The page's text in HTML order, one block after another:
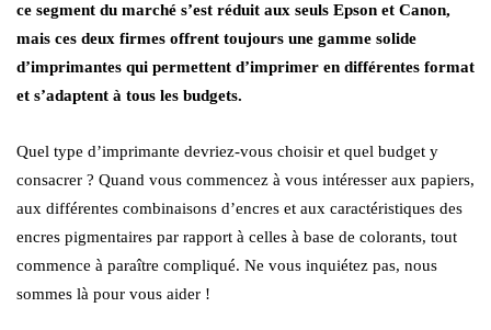
ce segment du marché s’est réduit aux seuls Epson et Canon,
mais ces deux firmes offrent toujours une gamme solide
d’imprimantes qui permettent d’imprimer en différentes format
et s’adaptent à tous les budgets.
Quel type d’imprimante devriez-vous choisir et quel budget y
consacrer ? Quand vous commencez à vous intéresser aux papiers,
aux différentes combinaisons d’encres et aux caractéristiques des
encres pigmentaires par rapport à celles à base de colorants, tout
commence à paraître compliqué. Ne vous inquiétez pas, nous
sommes là pour vous aider !